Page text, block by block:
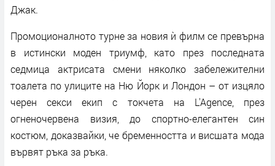
Джак.
Промоционалното турне за новия ѝ филм се превърна
в истински моден триумф, като през последната
седмица актрисата смени няколко забележителни
тоалета по улиците на Ню Йорк и Лондон – от изцяло
черен секси екип с токчета на L'Agence, през
огненочервена визия, до спортно-елегантен син
костюм, доказвайки, че бременността и висшата мода
вървят ръка за ръка.